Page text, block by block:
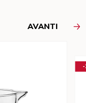
AVANTI
-